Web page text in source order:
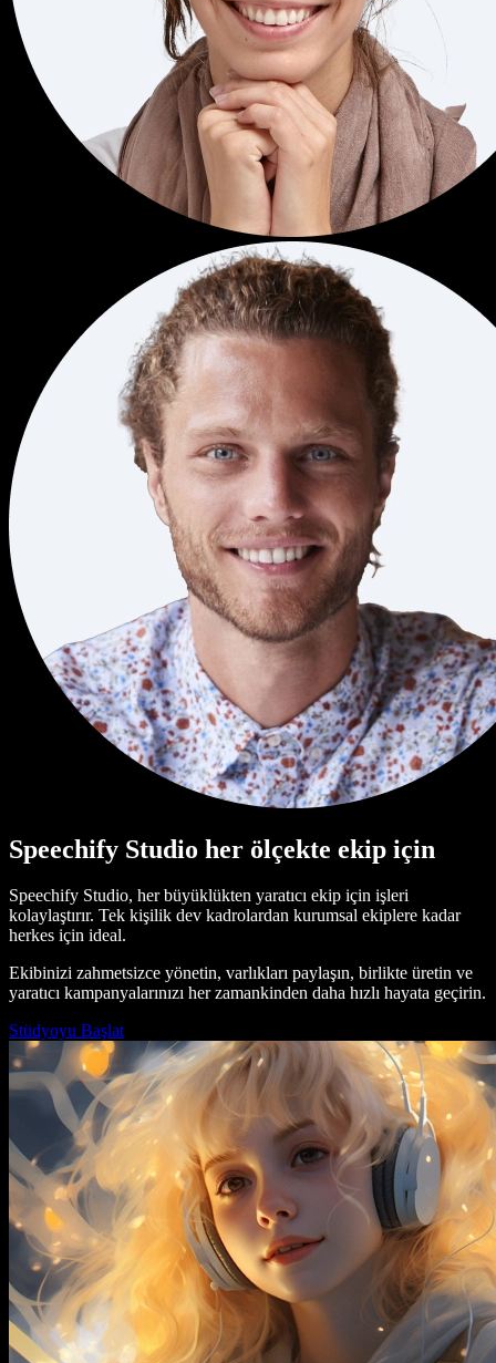
Speechify Studio her ölçekte ekip için
Speechify Studio, her büyüklükten yaratıcı ekip için işleri
kolaylaştırır. Tek kişilik dev kadrolardan kurumsal ekiplere kadar
herkes için ideal.
Ekibinizi zahmetsizce yönetin, varlıkları paylaşın, birlikte üretin ve
yaratıcı kampanyalarınızı her zamankinden daha hızlı hayata geçirin.
Stüdyoyu Başlat